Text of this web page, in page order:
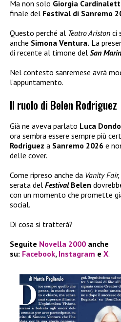
Ma non solo Giorgia
finale del Festival di Sanremo
Questo perché al Teatro Ariston ci
anche Simona Ventura. La
di recente al timone del San
Nel contesto sanremese avrà
l’appuntamento.
Il ruolo di Belen Rodriguez
Già ne aveva parlato Luca
ora sembra essere sempre più
Rodriguez a Sanremo 2026 e
delle cover.
Come ripreso anche da Vanity Fair,
serata del Festival Belen
con un momento che promette
social.
Di cosa si tratterà?
Seguite Novella 2000 anche
su: Facebook, Instagram e X.